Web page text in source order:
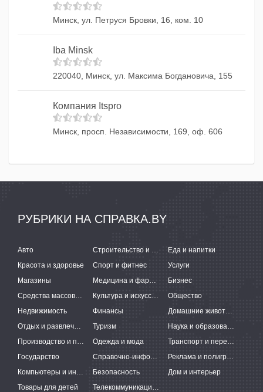
Минск, ул. Петруся Бровки, 16, ком. 10
Iba Minsk
220040, Минск, ул. Максима Богдановича, 155
Компания Itspro
Минск, просп. Независимости, 169, оф. 606
РУБРИКИ НА СПРАВКА.BY
Авто Строительство и ремонт
Еда и напитки
Красота и здоровье
Спорт и фитнес
Услуги
Магазины
Медицина и фармацевтика
Бизнес
Средства массовой информации
Культура и искусство
Общество
Недвижимость
Финансы
Домашние животные
Отдых и развлечения
Туризм
Наука и образование
Производство и поставки
Одежда и мода
Транспорт и перевозки
Государство
Справочно-информационные системы
Реклама и полиграфия
Компьютеры и интернет
Безопасность
Дом и интерьер
Товары для детей
Телекоммуникации и связь